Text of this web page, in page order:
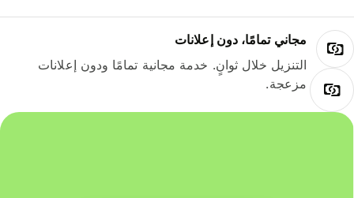
مجاني تمامًا، دون إعلانات
التنزيل خلال ثوانٍ. خدمة مجانية تمامًا ودون إعلانات
مزعجة.